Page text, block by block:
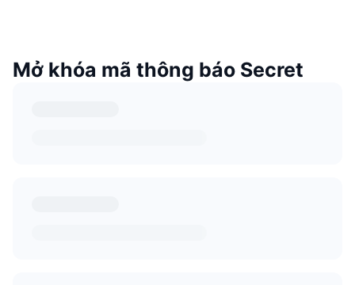
Mở khóa mã thông báo Secret